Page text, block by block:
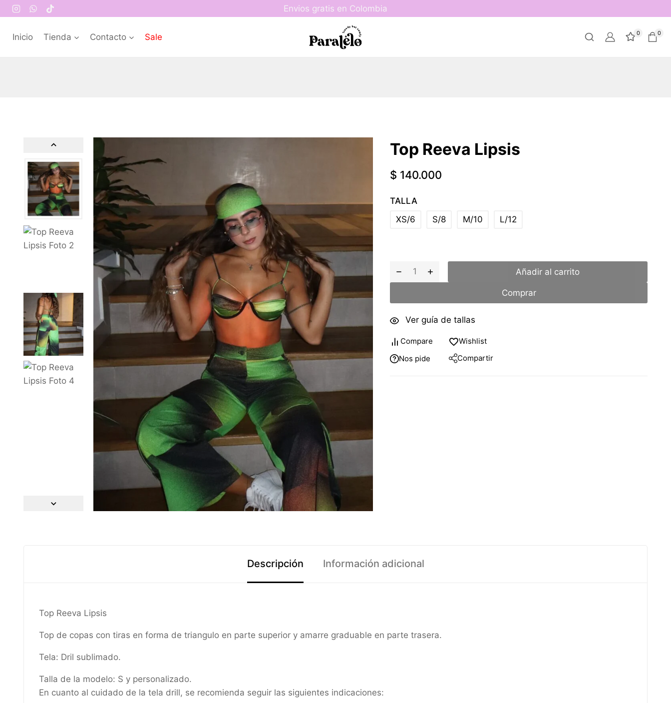
Envios gratis en Colombia
Inicio Tienda Contacto Sale 0 0
Top Reeva Lipsis
$ 140.000
TALLA
XS/6
S/8 M/10 L/12
Añadir al carrito
Comprar
Ver guía de tallas
Compare
Wishlist
Nos pide
Compartir
Descripción Información adicional
Top Reeva Lipsis
Top de copas con tiras en forma de triangulo en parte superior y amarre graduable en parte trasera.
Tela: Dril sublimado.
Talla de la modelo: S y personalizado.
En cuanto al cuidado de la tela drill, se recomienda seguir las siguientes indicaciones: